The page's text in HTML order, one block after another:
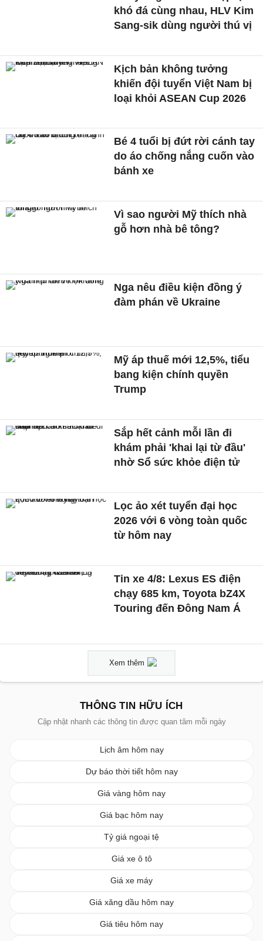
khó đá cùng nhau, HLV Kim
Sang-sik dùng người thú vị
Kịch bản không tưởng
khiến đội tuyển Việt Nam bị
loại khỏi ASEAN Cup 2026
Bé 4 tuổi bị đứt rời cánh tay
do áo chống nắng cuốn vào
bánh xe
Vì sao người Mỹ thích nhà
gỗ hơn nhà bê tông?
Nga nêu điều kiện đồng ý
đàm phán về Ukraine
Mỹ áp thuế mới 12,5%, tiểu
bang kiện chính quyền
Trump
Sắp hết cảnh mỗi lần đi
khám phải 'khai lại từ đầu'
nhờ Sổ sức khỏe điện tử
Lọc ảo xét tuyển đại học
2026 với 6 vòng toàn quốc
từ hôm nay
Tin xe 4/8: Lexus ES điện
chạy 685 km, Toyota bZ4X
Touring đến Đông Nam Á
Xem thêm
THÔNG TIN HỮU ÍCH
Cập nhật nhanh các thông tin được quan tâm mỗi ngày
Lịch âm hôm nay
Dự báo thời tiết hôm nay
Giá vàng hôm nay
Giá bạc hôm nay
Tỷ giá ngoại tệ
Giá xe ô tô
Giá xe máy
Giá xăng dầu hôm nay
Giá tiêu hôm nay